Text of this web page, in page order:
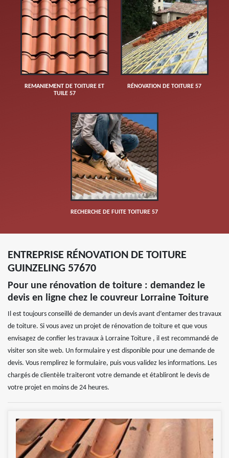
REMANIEMENT DE TOITURE ET
TUILE 57
RÉNOVATION DE TOITURE 57
RECHERCHE DE FUITE TOITURE 57
ENTREPRISE RÉNOVATION DE TOITURE
GUINZELING 57670
Pour une rénovation de toiture : demandez le
devis en ligne chez le couvreur Lorraine Toiture
Il est toujours conseillé de demander un devis avant d’entamer des travaux
de toiture. Si vous avez un projet de rénovation de toiture et que vous
envisagez de confier les travaux à Lorraine Toiture , il est recommandé de
visiter son site web. Un formulaire y est disponible pour une demande de
devis. Vous remplirez le formulaire, puis vous validez les informations. Les
chargés de clientèle traiteront votre demande et établiront le devis de
votre projet en moins de 24 heures.